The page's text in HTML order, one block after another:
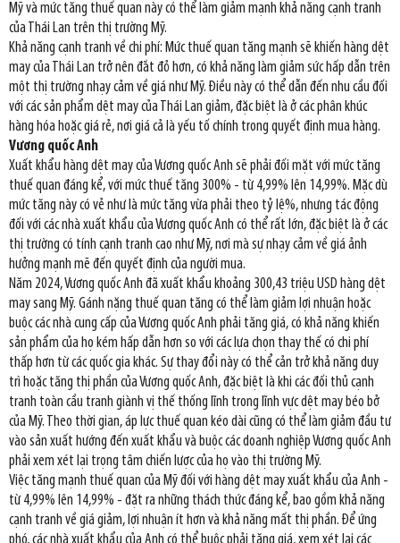
Mỹ và mức tăng thuế quan này có thể làm giảm mạnh khả năng cạnh tranh
của Thái Lan trên thị trường Mỹ.
Khả năng cạnh tranh về chi phí: Mức thuế quan tăng mạnh sẽ khiến hàng dệt
may của Thái Lan trở nên đắt đỏ hơn, có khả năng làm giảm sức hấp dẫn trên
một thị trường nhạy cảm về giá như Mỹ. Điều này có thể dẫn đến nhu cầu đối
với các sản phẩm dệt may của Thái Lan giảm, đặc biệt là ở các phân khúc
hàng hóa hoặc giá rẻ, nơi giá cả là yếu tố chính trong quyết định mua hàng.
Vương quốc Anh
Xuất khẩu hàng dệt may của Vương quốc Anh sẽ phải đối mặt với mức tăng
thuế quan đáng kể, với mức thuế tăng 300% - từ 4,99% lên 14,99%. Mặc dù
mức tăng này có vẻ như là mức tăng vừa phải theo tỷ lệ%, nhưng tác động
đối với các nhà xuất khẩu của Vương quốc Anh có thể rất lớn, đặc biệt là ở các
thị trường có tính cạnh tranh cao như Mỹ, nơi mà sự nhạy cảm về giá ảnh
hưởng mạnh mẽ đến quyết định của người mua.
Năm 2024, Vương quốc Anh đã xuất khẩu khoảng 300,43 triệu USD hàng dệt
may sang Mỹ. Gánh nặng thuế quan tăng có thể làm giảm lợi nhuận hoặc
buộc các nhà cung cấp của Vương quốc Anh phải tăng giá, có khả năng khiến
sản phẩm của họ kém hấp dẫn hơn so với các lựa chọn thay thế có chi phí
thấp hơn từ các quốc gia khác. Sự thay đổi này có thể cản trở khả năng duy
trì hoặc tăng thị phần của Vương quốc Anh, đặc biệt là khi các đối thủ cạnh
tranh toàn cầu tranh giành vị thế thống lĩnh trong lĩnh vực dệt may béo bở
của Mỹ. Theo thời gian, áp lực thuế quan kéo dài cũng có thể làm giảm đầu tư
vào sản xuất hướng đến xuất khẩu và buộc các doanh nghiệp Vương quốc Anh
phải xem xét lại trọng tâm chiến lược của họ vào thị trường Mỹ.
Việc tăng mạnh thuế quan của Mỹ đối với hàng dệt may xuất khẩu của Anh -
từ 4,99% lên 14,99% - đặt ra những thách thức đáng kể, bao gồm khả năng
cạnh tranh về giá giảm, lợi nhuận ít hơn và khả năng mất thị phần. Để ứng
phó, các nhà xuất khẩu của Anh có thể buộc phải tăng giá, xem xét lại các